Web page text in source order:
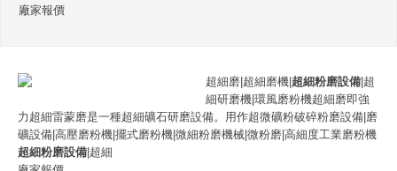
廠家報價
超細磨|超細磨機|超細粉磨設備 |超
細研磨機|環風磨粉機超細磨即強
力超細雷蒙磨是一種超細礦石研磨設備。用作超微礦粉破碎粉磨設備|磨
礦設備|高壓磨粉機|擺式磨粉機|微細粉磨機械|微粉磨|高細度工業磨粉機
超細粉磨設備 |超細